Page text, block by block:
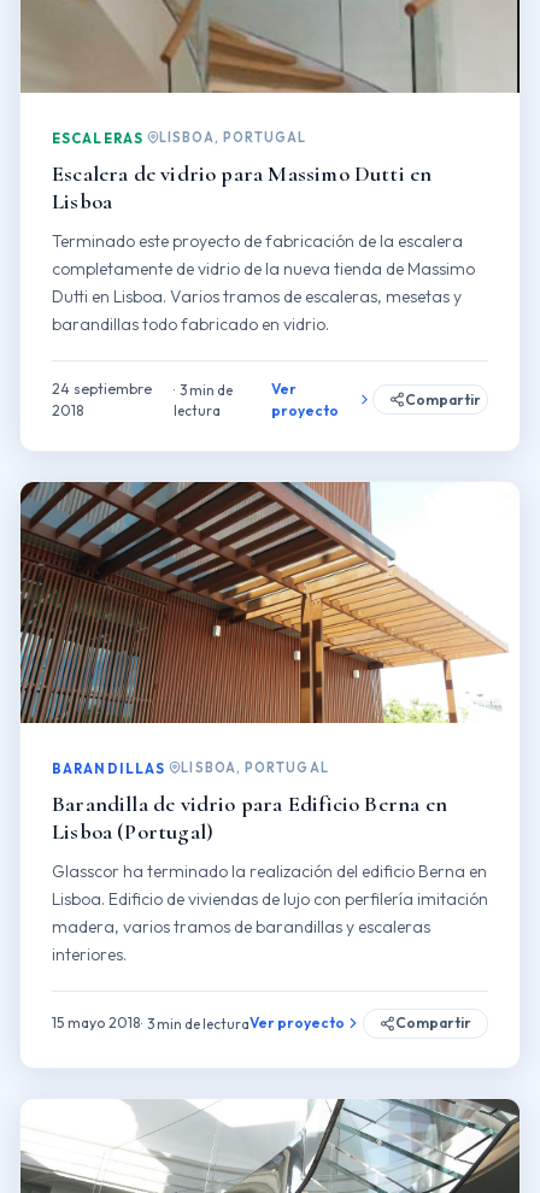
ESCALERAS LISBOA, PORTUGAL
Escalera de vidrio para Massimo Dutti en
Lisboa
Terminado este proyecto de fabricación de la escalera
completamente de vidrio de la nueva tienda de Massimo
Dutti en Lisboa. Varios tramos de escaleras, mesetas y
barandillas todo fabricado en vidrio.
24 septiembre
2018
3 min de
lectura
Ver
proyecto
Compartir
BARANDILLAS LISBOA, PORTUGAL
Barandilla de vidrio para Edificio Berna en
Lisboa (Portugal)
Glasscor ha terminado la realización del edificio Berna en
Lisboa. Edificio de viviendas de lujo con perfilería imitación
madera, varios tramos de barandillas y escaleras
interiores.
15 mayo 2018 3 min de lecturaVer proyecto Compartir